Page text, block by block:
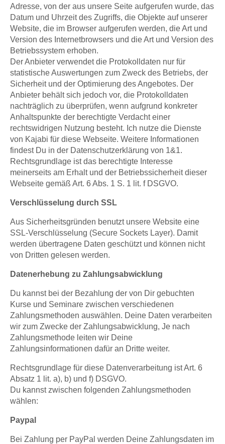
Adresse, von der aus unsere Seite aufgerufen wurde, das
Datum und Uhrzeit des Zugriffs, die Objekte auf unserer
Website, die im Browser aufgerufen werden, die Art und
Version des Internetbrowsers und die Art und Version des
Betriebssystem erhoben.
Der Anbieter verwendet die Protokolldaten nur für
statistische Auswertungen zum Zweck des Betriebs, der
Sicherheit und der Optimierung des Angebotes. Der
Anbieter behält sich jedoch vor, die Protokolldaten
nachträglich zu überprüfen, wenn aufgrund konkreter
Anhaltspunkte der berechtigte Verdacht einer
rechtswidrigen Nutzung besteht. Ich nutze die Dienste
von Kajabi für diese Webseite. Weitere Informationen
findest Du in der Datenschutzerklärung von 1&1.
Rechtsgrundlage ist das berechtigte Interesse
meinerseits am Erhalt und der Betriebssicherheit dieser
Webseite gemäß Art. 6 Abs. 1 S. 1 lit. f DSGVO.
Verschlüsselung durch SSL
Aus Sicherheitsgründen benutzt unsere Website eine
SSL-Verschlüsselung (Secure Sockets Layer). Damit
werden übertragene Daten geschützt und können nicht
von Dritten gelesen werden.
Datenerhebung zu Zahlungsabwicklung
Du kannst bei der Bezahlung der von Dir gebuchten
Kurse und Seminare zwischen verschiedenen
Zahlungsmethoden auswählen. Deine Daten verarbeiten
wir zum Zwecke der Zahlungsabwicklung, Je nach
Zahlungsmethode leiten wir Deine
Zahlungsinformationen dafür an Dritte weiter.
Rechtsgrundlage für diese Datenverarbeitung ist Art. 6
Absatz 1 lit. a), b) und f) DSGVO.
Du kannst zwischen folgenden Zahlungsmethoden
wählen:
Paypal
Bei Zahlung per PayPal werden Deine Zahlungsdaten im